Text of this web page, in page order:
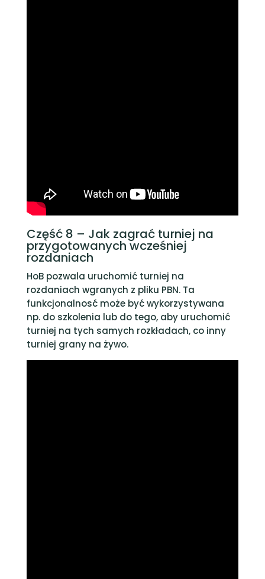
Część 8 – Jak zagrać turniej na
przygotowanych wcześniej
rozdaniach
HoB pozwala uruchomić turniej na
rozdaniach wgranych z pliku PBN. Ta
funkcjonalnosć może być wykorzystywana
np. do szkolenia lub do tego, aby uruchomić
turniej na tych samych rozkładach, co inny
turniej grany na żywo.